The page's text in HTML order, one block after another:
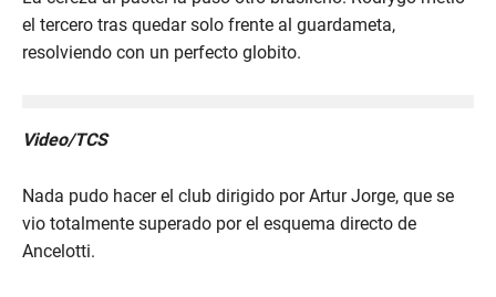
el tercero tras quedar solo frente al guardameta,
resolviendo con un perfecto globito.
Video/TCS
Nada pudo hacer el club dirigido por Artur Jorge, que se
vio totalmente superado por el esquema directo de
Ancelotti.